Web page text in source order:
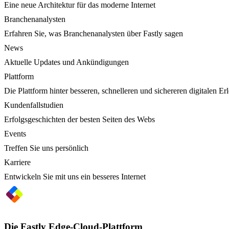
Eine neue Architektur für das moderne Internet
Branchenanalysten
Erfahren Sie, was Branchenanalysten über Fastly sagen
News
Aktuelle Updates und Ankündigungen
Plattform
Die Plattform hinter besseren, schnelleren und sichereren digitalen
Kundenfallstudien
Erfolgsgeschichten der besten Seiten des Webs
Events
Treffen Sie uns persönlich
Karriere
Entwickeln Sie mit uns ein besseres Internet
Die Fastly Edge-Cloud-Plattform